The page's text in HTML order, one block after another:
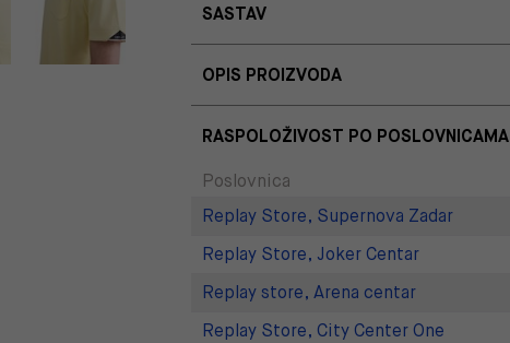
SASTAV
OPIS PROIZVODA
RASPOLOŽIVOST PO POSLOVNICAMA
Poslovnica
Replay Store, Supernova Zadar
Replay Store, Joker Centar
Replay store, Arena centar
Replay Store, City Center One